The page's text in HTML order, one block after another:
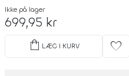
Ikke på lager
699,95 kr
shopping_bag LÆG I KURV favorite